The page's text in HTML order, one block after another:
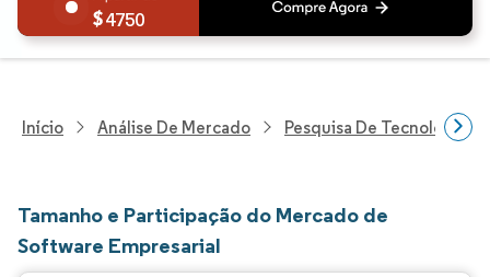
4750
Início Análise De Mercado Pesquisa De Tecnologia,
Tamanho e Participação do Mercado de
Software Empresarial